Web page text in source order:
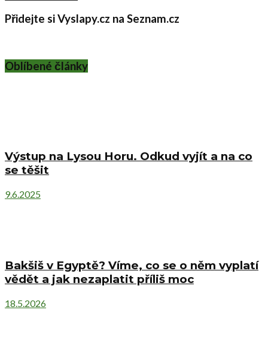
Přidejte si Vyslapy.cz na Seznam.cz
Oblíbené články
Výstup na Lysou Horu. Odkud vyjít a na co
se těšit
9.6.2025
Bakšiš v Egyptě? Víme, co se o něm vyplatí
vědět a jak nezaplatit příliš moc
18.5.2026